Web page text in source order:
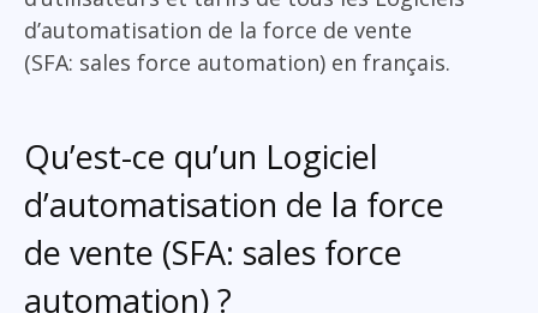
d’automatisation de la force de vente
(SFA: sales force automation) en français.
Qu’est-ce qu’un Logiciel
d’automatisation de la force
de vente (SFA: sales force
automation) ?